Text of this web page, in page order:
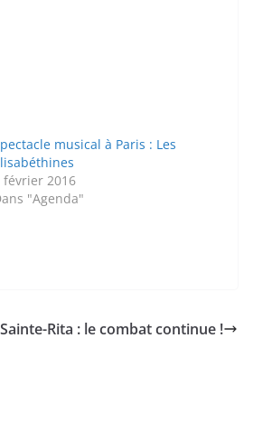
musical à Paris : Les
février 2016
"Agenda"
Rita : le combat continue !